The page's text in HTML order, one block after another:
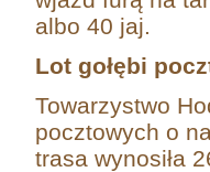
albo 40 jaj.
Lot gołębi
Towarzystwo
pocztowych o
trasa wynosiła